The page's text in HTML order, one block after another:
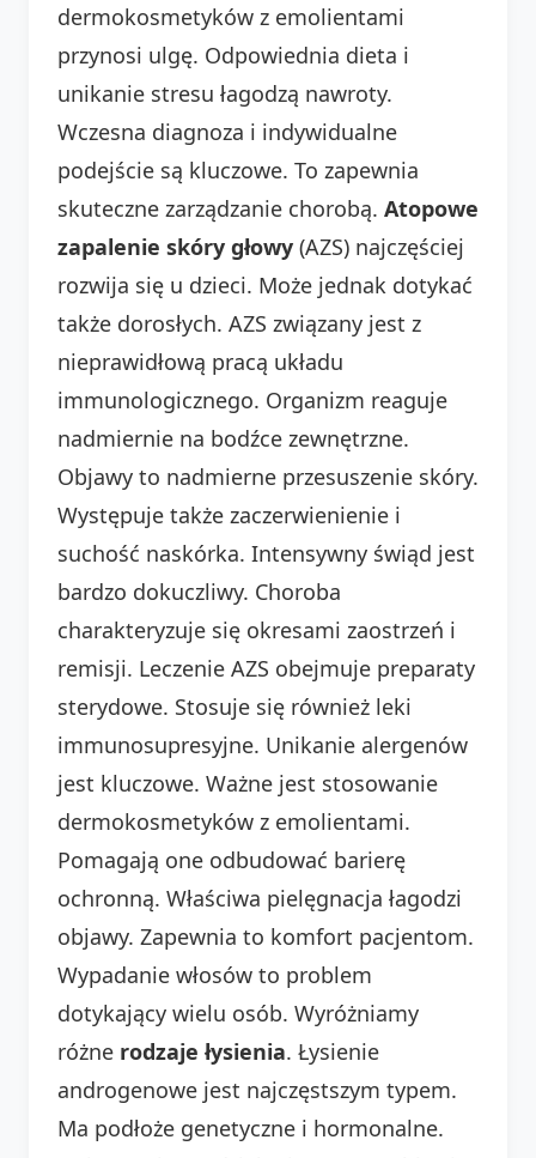
dermokosmetyków z emolientami
przynosi ulgę. Odpowiednia dieta i
unikanie stresu łagodzą nawroty.
Wczesna diagnoza i indywidualne
podejście są kluczowe. To zapewnia
skuteczne zarządzanie chorobą. Atopowe
zapalenie skóry głowy (AZS) najczęściej
rozwija się u dzieci. Może jednak dotykać
także dorosłych. AZS związany jest z
nieprawidłową pracą układu
immunologicznego. Organizm reaguje
nadmiernie na bodźce zewnętrzne.
Objawy to nadmierne przesuszenie skóry.
Występuje także zaczerwienienie i
suchość naskórka. Intensywny świąd jest
bardzo dokuczliwy. Choroba
charakteryzuje się okresami zaostrzeń i
remisji. Leczenie AZS obejmuje preparaty
sterydowe. Stosuje się również leki
immunosupresyjne. Unikanie alergenów
jest kluczowe. Ważne jest stosowanie
dermokosmetyków z emolientami.
Pomagają one odbudować barierę
ochronną. Właściwa pielęgnacja łagodzi
objawy. Zapewnia to komfort pacjentom.
Wypadanie włosów to problem
dotykający wielu osób. Wyróżniamy
różne rodzaje łysienia. Łysienie
androgenowe jest najczęstszym typem.
Ma podłoże genetyczne i hormonalne.